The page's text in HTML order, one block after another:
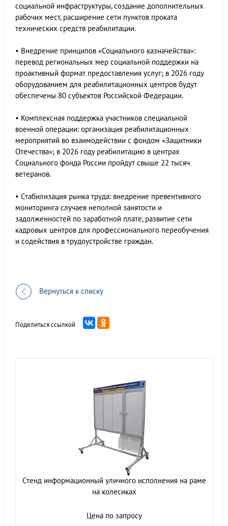
социальной инфраструктуры, создание дополнительных
рабочих мест, расширение сети пунктов проката
технических средств реабилитации.
• Внедрение принципов «Социального казначейства»:
перевод региональных мер социальной поддержки на
проактивный формат предоставления услуг; в 2026 году
оборудованием для реабилитационных центров будут
обеспечены 80 субъектов Российской Федерации.
• Комплексная поддержка участников специальной
военной операции: организация реабилитационных
мероприятий во взаимодействии с фондом «Защитники
Отечества»; в 2026 году реабилитацию в центрах
Социального фонда России пройдут свыше 22 тысяч
ветеранов.
• Стабилизация рынка труда: внедрение превентивного
мониторинга случаев неполной занятости и
задолженностей по заработной плате, развитие сети
кадровых центров для профессионального переобучения
и содействия в трудоустройстве граждан.
Вернуться к списку
Поделиться ссылкой
Стенд информационный уличного исполнения на раме
на колесиках
Цена по запросу